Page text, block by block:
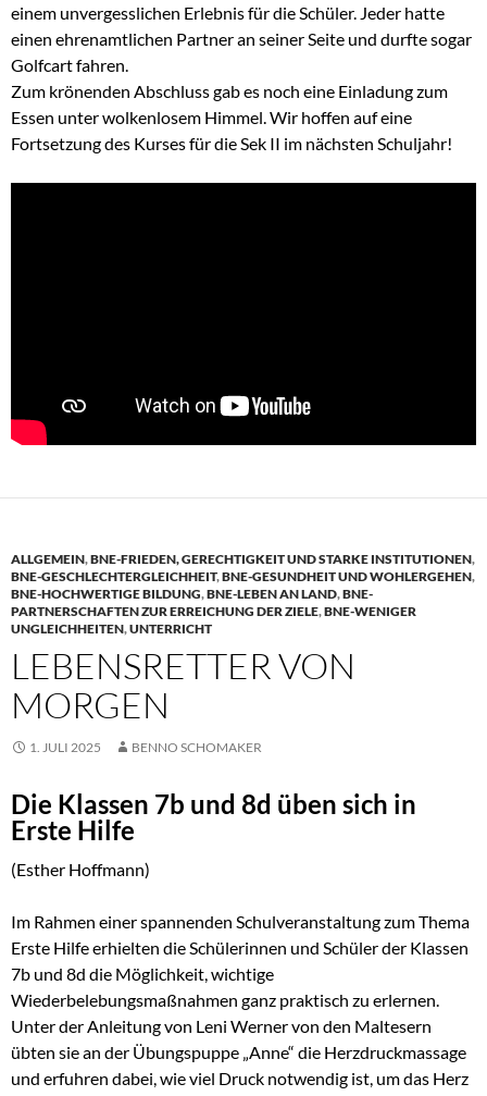
einem unvergesslichen Erlebnis für die Schüler. Jeder hatte
einen ehrenamtlichen Partner an seiner Seite und durfte sogar
Golfcart fahren.
Zum krönenden Abschluss gab es noch eine Einladung zum
Essen unter wolkenlosem Himmel. Wir hoffen auf eine
Fortsetzung des Kurses für die Sek II im nächsten Schuljahr!
ALLGEMEIN,BNE-FRIEDEN, GERECHTIGKEIT UND STARKE INSTITUTIONEN,
BNE-GESCHLECHTERGLEICHHEIT,BNE-GESUNDHEIT UND WOHLERGEHEN,
BNE-HOCHWERTIGE BILDUNG,BNE-LEBEN AN LAND,BNE-
PARTNERSCHAFTEN ZUR ERREICHUNG DER ZIELE,BNE-WENIGER
UNGLEICHHEITEN,UNTERRICHT
LEBENSRETTER VON
MORGEN
1. JULI 2025 BENNO SCHOMAKER
Die Klassen 7b und 8d üben sich in
Erste Hilfe
(Esther Hoffmann)
Im Rahmen einer spannenden Schulveranstaltung zum Thema
Erste Hilfe erhielten die Schülerinnen und Schüler der Klassen
7b und 8d die Möglichkeit, wichtige
Wiederbelebungsmaßnahmen ganz praktisch zu erlernen.
Unter der Anleitung von Leni Werner von den Maltesern
übten sie an der Übungspuppe „Anne“ die Herzdruckmassage
und erfuhren dabei, wie viel Druck notwendig ist, um das Herz